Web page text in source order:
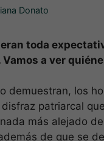
Donato
toda
a ver
demuestran, los
patriarcal
más alejado
de que se